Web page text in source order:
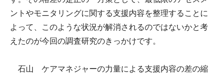
ントやモニタリングに関する支援内容を整理することに
よって、このような状況が解消されるのではないかと考
えたのが今回の調査研究のきっかけです。
石山 ケアマネジャーの力量による支援内容の差の縮